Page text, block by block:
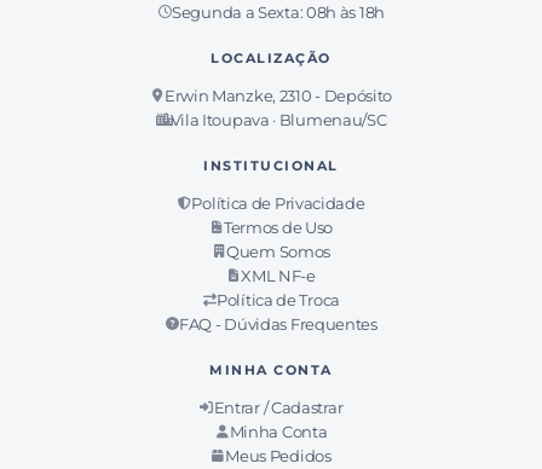
Segunda a Sexta: 08h às 18h
LOCALIZAÇÃO
Erwin Manzke, 2310 - Depósito
Vila Itoupava · Blumenau/SC
INSTITUCIONAL
Política de Privacidade
Termos de Uso
Quem Somos
XML NF-e
Política de Troca
FAQ - Dúvidas Frequentes
MINHA CONTA
Entrar / Cadastrar
Minha Conta
Meus Pedidos